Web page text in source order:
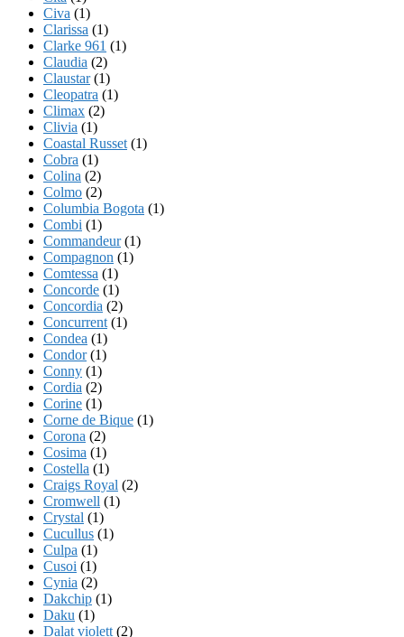
Civa (1)
Clarissa (1)
Clarke 961 (1)
Claudia (2)
Claustar(1)
Cleopatra (1)
Climax (2)
Clivia (1)
Coastal Russet (1)
Cobra (1)
Colina (2)
Colmo (2)
Columbia Bogota (1)
Combi (1)
Commandeur(1)
Compagnon (1)
Comtessa (1)
Concorde (1)
Concordia (2)
Concurrent (1)
Condea (1)
Condor(1)
Conny (1)
Cordia (2)
Corine (1)
Corne de Bique (1)
Corona (2)
Cosima (1)
Costella (1)
Craigs Royal (2)
Cromwell (1)
Crystal (1)
Cucullus (1)
Culpa (1)
Cusoi (1)
Cynia (2)
Dakchip (1)
Daku (1)
Dalat violett (2)